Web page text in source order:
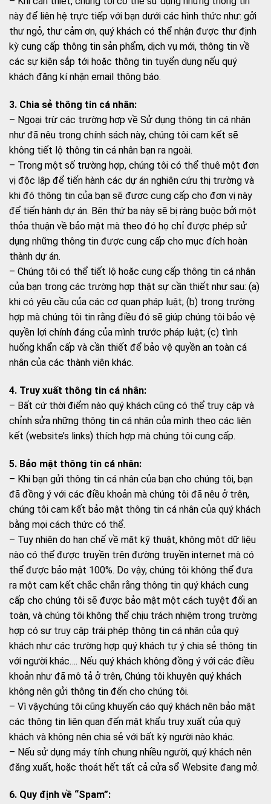
này để liên hệ trực tiếp với bạn dưới các hình thức như: gởi
thư ngỏ, thư cảm ơn, quý khách có thể nhận được thư định
kỳ cung cấp thông tin sản phẩm, dịch vụ mới, thông tin về
các sự kiện sắp tới hoặc thông tin tuyển dụng nếu quý
khách đăng kí nhận email thông báo.
3. Chia sẻ thông tin cá nhân:
– Ngoại trừ các trường hợp về Sử dụng thông tin cá nhân
như đã nêu trong chính sách này, chúng tôi cam kết sẽ
không tiết lộ thông tin cá nhân bạn ra ngoài.
– Trong một số trường hợp, chúng tôi có thể thuê một đơn
vị độc lập để tiến hành các dự án nghiên cứu thị trường và
khi đó thông tin của bạn sẽ được cung cấp cho đơn vị này
để tiến hành dự án. Bên thứ ba này sẽ bị ràng buộc bởi một
thỏa thuận về bảo mật mà theo đó họ chỉ được phép sử
dụng những thông tin được cung cấp cho mục đích hoàn
thành dự án.
– Chúng tôi có thể tiết lộ hoặc cung cấp thông tin cá nhân
của bạn trong các trường hợp thật sự cần thiết như sau: (a)
khi có yêu cầu của các cơ quan pháp luật; (b) trong trường
hợp mà chúng tôi tin rằng điều đó sẽ giúp chúng tôi bảo vệ
quyền lợi chính đáng của mình trước pháp luật; (c) tình
huống khẩn cấp và cần thiết để bảo vệ quyền an toàn cá
nhân của các thành viên khác.
4. Truy xuất thông tin cá nhân:
– Bất cứ thời điểm nào quý khách cũng có thể truy cập và
chỉnh sửa những thông tin cá nhân của mình theo các liên
kết (website’s links) thích hợp mà chúng tôi cung cấp.
5. Bảo mật thông tin cá nhân:
– Khi bạn gửi thông tin cá nhân của bạn cho chúng tôi, bạn
đã đồng ý với các điều khoản mà chúng tôi đã nêu ở trên,
chúng tôi cam kết bảo mật thông tin cá nhân của quý khách
bằng mọi cách thức có thể.
– Tuy nhiên do hạn chế về mặt kỹ thuật, không một dữ liệu
nào có thể được truyền trên đường truyền internet mà có
thể được bảo mật 100%. Do vậy, chúng tôi không thể đưa
ra một cam kết chắc chắn rằng thông tin quý khách cung
cấp cho chúng tôi sẽ được bảo mật một cách tuyệt đối an
toàn, và chúng tôi không thể chịu trách nhiệm trong trường
hợp có sự truy cập trái phép thông tin cá nhân của quý
khách như các trường hợp quý khách tự ý chia sẻ thông tin
với người khác…. Nếu quý khách không đồng ý với các điều
khoản như đã mô tả ở trên, Chúng tôi khuyên quý khách
không nên gửi thông tin đến cho chúng tôi.
– Vì vậychúng tôi cũng khuyến cáo quý khách nên bảo mật
các thông tin liên quan đến mật khẩu truy xuất của quý
khách và không nên chia sẻ với bất kỳ người nào khác.
– Nếu sử dụng máy tính chung nhiều người, quý khách nên
đăng xuất, hoặc thoát hết tất cả cửa sổ Website đang mở.
6. Quy định về “Spam”: